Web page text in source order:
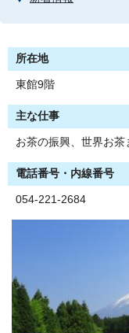
所在地
東館9階
主な仕事
お茶の振興、世界お茶
電話番号・内線番号
054-221-2684